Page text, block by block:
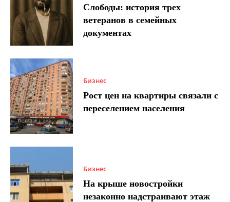
Слободы: история трех
ветеранов в семейных
документах
Бизнес
Рост цен на квартиры связали с
переселением населения
Бизнес
На крыше новостройки
незаконно надстраивают этаж